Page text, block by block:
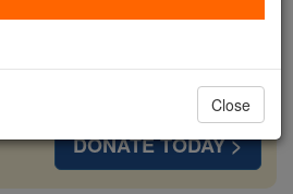
Be Catholic. Stand
DONATE TODAY >
Close